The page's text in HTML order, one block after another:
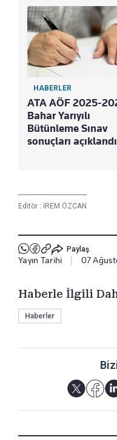
HABERLER
ATA AÖF 2025-
Bahar Yarıyılı
Bütünleme Sınav
sonuçları açıklandı
Editör : İREM ÖZCAN
Paylaş
Yayın Tarihi 07
Haberle İlgili
Haberler